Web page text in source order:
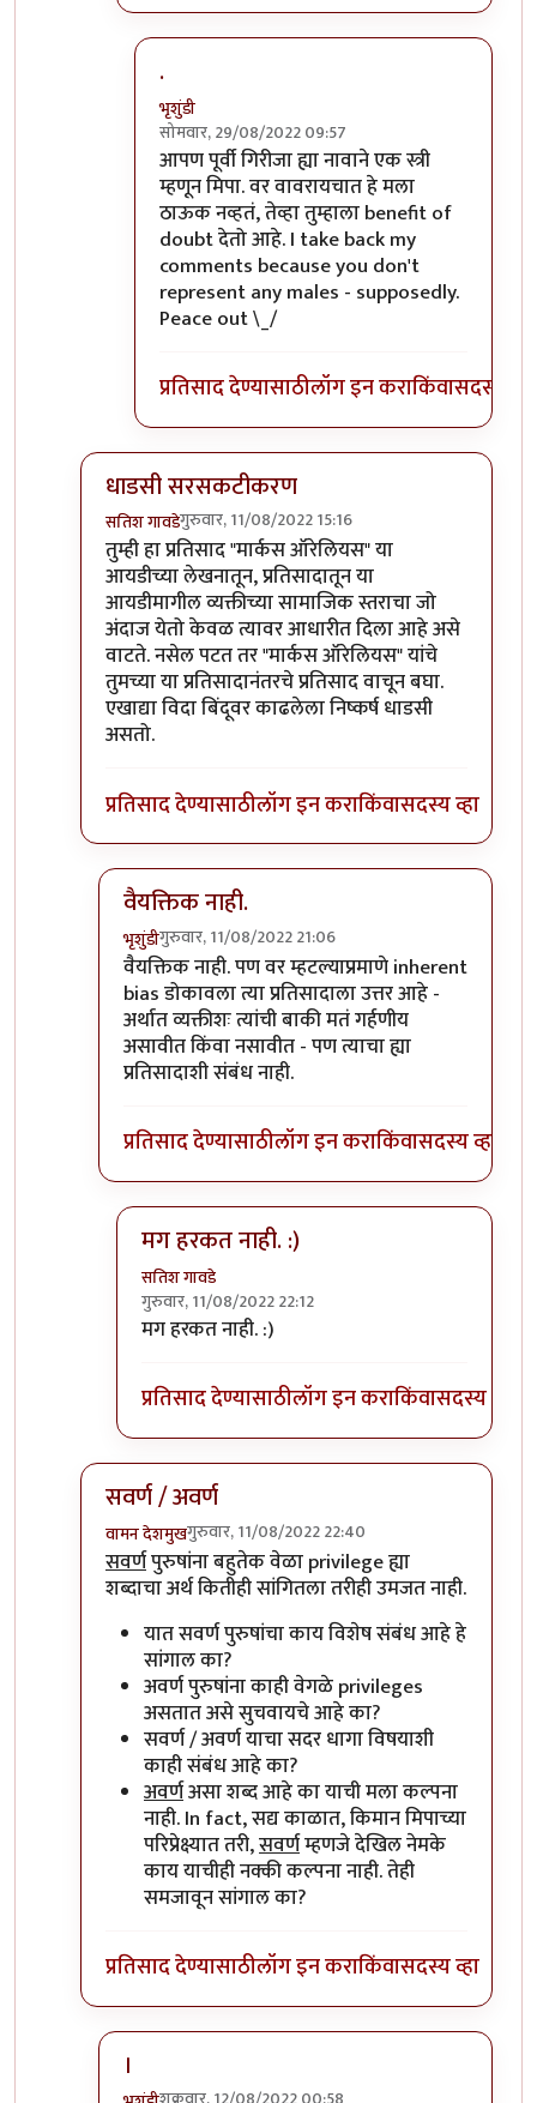
.
भृशुंडी
सोमवार, 29/08/2022 09:57
In reply toचितेला अग्नी देणे हेbyप्रसाद गोडबोले
आपण पूर्वी गिरीजा ह्या नावाने एक स्त्री
म्हणून मिपा. वर वावरायचात हे मला
ठाऊक नव्हतं, तेव्हा तुम्हाला benefit of
doubt देतो आहे. I take back my
comments because you don't
represent any males - supposedly.
Peace out \_/
प्रतिसाद देण्यासाठीलॉग इन कराकिंवासदस्य व्हा
धाडसी सरसकटीकरण
सतिश गावडेगुरुवार, 11/08/2022 15:16
In reply toPrivileged sir,byभृशुंडी
तुम्ही हा प्रतिसाद "मार्कस ऑरेलियस" या
आयडीच्या लेखनातून, प्रतिसादातून या
आयडीमागील व्यक्तीच्या सामाजिक स्तराचा जो
अंदाज येतो केवळ त्यावर आधारीत दिला आहे असे
वाटते. नसेल पटत तर "मार्कस ऑरेलियस" यांचे
तुमच्या या प्रतिसादानंतरचे प्रतिसाद वाचून बघा.
एखाद्या विदा बिंदूवर काढलेला निष्कर्ष धाडसी
असतो.
प्रतिसाद देण्यासाठीलॉग इन कराकिंवासदस्य व्हा
वैयक्तिक नाही.
भृशुंडीगुरुवार, 11/08/2022 21:06
In reply toधाडसी सरसकटीकरणbyसतिश गावडे
वैयक्तिक नाही. पण वर म्हटल्याप्रमाणे inherent
bias डोकावला त्या प्रतिसादाला उत्तर आहे -
अर्थात व्यक्तीशः त्यांची बाकी मतं गर्हणीय
असावीत किंवा नसावीत - पण त्याचा ह्या
प्रतिसादाशी संबंध नाही.
प्रतिसाद देण्यासाठीलॉग इन कराकिंवासदस्य व्हा
मग हरकत नाही. :)
सतिश गावडे
गुरुवार, 11/08/2022 22:12
In reply toवैयक्तिक नाही.
मग हरकत नाही. :)
प्रतिसाद देण्यासाठीलॉग इन कराकिंवासदस्य व्हा
सवर्ण / अवर्ण
वामन देशमुखगुरुवार, 11/08/2022 22:40
In reply toPrivileged sir,byभृशुंडी
सवर्णपुरुषांना बहुतेक वेळा privilege ह्या
शब्दाचा अर्थ कितीही सांगितला तरीही उमजत नाही.
यात सवर्ण पुरुषांचा काय विशेष संबंध आहे हे
सांगाल का?
अवर्ण पुरुषांना काही वेगळे privileges
असतात असे सुचवायचे आहे का?
सवर्ण / अवर्ण याचा सदर धागा विषयाशी
काही संबंध आहे का?
अवर्णअसा शब्द आहे का याची मला कल्पना
नाही. In fact, सद्य काळात, किमान मिपाच्या
परिप्रेक्ष्यात तरी,सवर्णम्हणजे देखिल नेमके
काय याचीही नक्की कल्पना नाही. तेही
समजावून सांगाल का?
प्रतिसाद देण्यासाठीलॉग इन कराकिंवासदस्य व्हा
।